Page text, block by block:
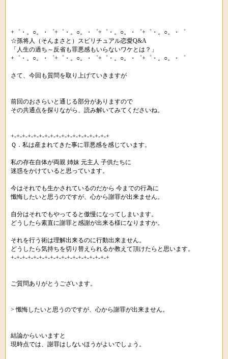
+゜・。○。・゜+゜・。○。・゜+゜・。○。・゜+゜・。○。・゜
☆孫将人（そんまさと）スピリチュアル恋愛Q&A
「人生の過ち～反省も罪悪感もいらないワケとは？」
+゜・。○。・゜+゜・。○。・゜+゜・。○。・゜+゜・。○。・゜
さて、今回も質問を取り上げていきますが
前回のおさらいと通じる部分がありますので
その共通点を探りながら、読み解いてみてくださいね。
+-+-+-+-+-+-+-+-+-+-+-+-+-+-+-+-+-+
Ｑ．私は産まれてきた事に罪悪感を感じています。
私の存在自体が両親 姉妹 元主人 子供たちに
迷惑をかけていると思っています。
今はそれでも生かされているのだから 今までの行為に
懺悔したいと思うのですが、心から謝罪が出来ません。
自分はそれでもやってると傲慢になってしまいます。
どうしたら素直に謝罪と感謝が出来る様になりますか。
それを行う術は理解出来るのに行動出来ません。
どうしたら気持ちを切り替えられるか教えて頂けたらと思います。
+-+-+-+-+-+-+-+-+-+-+-+-+-+-+-+-+-+
ご質問ありがとうございます。
> 懺悔したいと思うのですが、心から謝罪が出来ません。
結論からいいますと
現時点では、謝罪はしないほうがよいでしょう。